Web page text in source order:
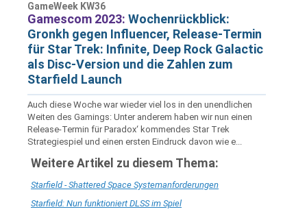
GameWeek KW36
Gamescom 2023: Wochenrückblick:
Gronkh gegen Influencer, Release-Termin
für Star Trek: Infinite, Deep Rock Galactic
als Disc-Version und die Zahlen zum
Starfield Launch
Auch diese Woche war wieder viel los in den unendlichen
Weiten des Gamings: Unter anderem haben wir nun einen
Release-Termin für Paradox‘ kommendes Star Trek
Strategiespiel und einen ersten Eindruck davon wie e...
Weitere Artikel zu diesem Thema:
Starfield - Shattered Space Systemanforderungen
Starfield: Nun funktioniert DLSS im Spiel